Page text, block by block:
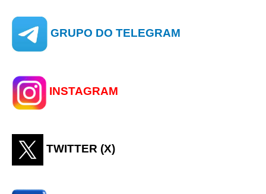
GRUPO DO TELEGRAM
INSTAGRAM
TWITTER (X)